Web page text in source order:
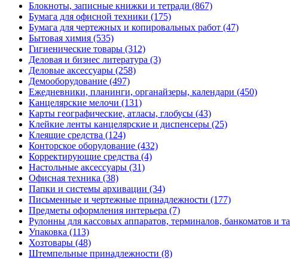
Блокноты, записные книжки и тетради (867)
Бумага для офисной техники (175)
Бумага для чертежных и копировальных работ (47)
Бытовая химия (535)
Гигиенические товары (312)
Деловая и бизнес литература (3)
Деловые аксессуары (258)
Демооборудование (497)
Ежедневники, планинги, органайзеры, календари (450)
Канцелярские мелочи (131)
Карты географические, атласы, глобусы (43)
Клейкие ленты канцелярские и диспенсеры (25)
Клеящие средства (124)
Конторское оборудование (432)
Корректирующие средства (4)
Настольные аксессуары (31)
Офисная техника (38)
Папки и системы архивации (34)
Письменные и чертежные принадлежности (177)
Предметы оформления интерьера (7)
Рулонны для кассовых аппаратов, терминалов, банкоматов и
Упаковка (113)
Хозтовары (48)
Штемпельные принадлежности (8)